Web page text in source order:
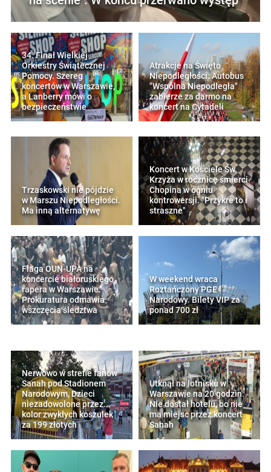
34. Finał Wielkiej
Orkiestry Świątecznej
Pomocy. Szereg
koncertów w Warszawie,
a Lanberry mówi o
bezpieczeństwie
Atrakcje na Święto
Niepodległości. Autobus
"Wspólna Niepodległa"
zabierze za darmo na
koncert na Cytadeli
Trzaskowski nie pójdzie
w Marszu Niepodległości.
Ma inną alternatywę
Koncert w Kościele Św.
Krzyża w rocznicę śmierci
Chopina w ogniu
kontrowersji. "Przykre to i
straszne"
Flaga OUN-UPA na
koncercie białoruskiego
rapera w Warszawie.
Prokuratura odmawia
wszczęcia śledztwa
W weekend wraca
Roztańczony PGE
Narodowy. Bilety VIP za
ponad 700 zł
Nerwowo w strefie fanów
Sanah pod Stadionem
Narodowym, Dzieci
niezadowolone przez...
kolor zwykłych koszulek
za 199 złotych
Utknął na lotnisku w
Warszawie na 20 godzin.
Nie dostał hotelu, bo nie
ma miejsc przez koncert
Sanah